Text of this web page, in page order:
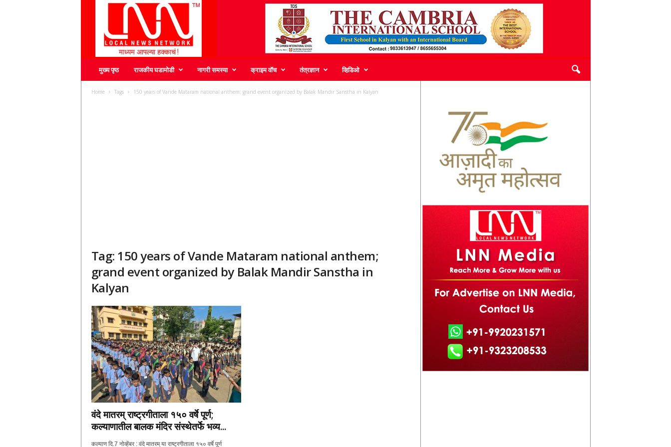
मुख्य पृष्ठ राजकीय घडामोडी नागरी समस्या क्राइम वॉच तंत्रज्ञान व्हिडिओ
Home Tags 150 years of Vande Mataram national anthem; grand event organized by Balak Mandir Sanstha in Kalyan
Tag: 150 years of Vande Mataram national anthem;
grand event organized by Balak Mandir Sanstha in
Kalyan
वंदे मातरम् राष्ट्रगीताला १५० वर्षे पूर्ण;
कल्याणातील बालक मंदिर संस्थेतर्फे भव्य...
कल्याण दि.7 नोव्हेंबर : वंदे मातरम् या राष्ट्रगीताला १५० वर्षे पूर्ण